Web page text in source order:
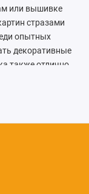
или вышивке
стразами
опытных
декоративные
также отлично
интернет
на него
небольшими